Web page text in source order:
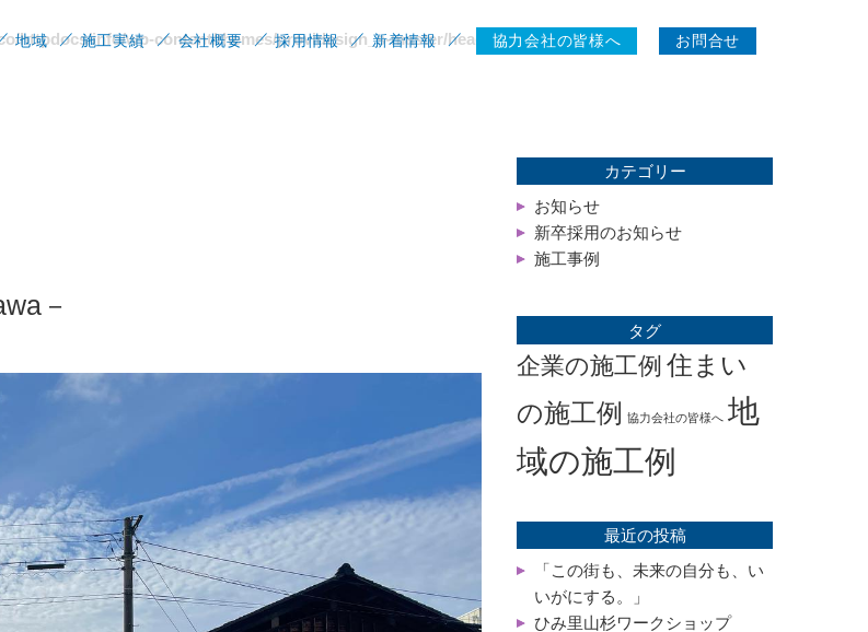
httpdocs/info/wp-content/themes/providesign_s-master/header.phpon line32
地域 施工実績 会社概要 採用情報 新着情報 協力会社の皆様へ お問合せ
－
カテゴリー
お知らせ
新卒採用のお知らせ
施工事例
タグ
企業の施工例 住まい
の施工例 協力会社の皆様へ 地
域の施工例
最近の投稿
「この街も、未来の自分も、い
いがにする。」
ひみ里山杉ワークショップ